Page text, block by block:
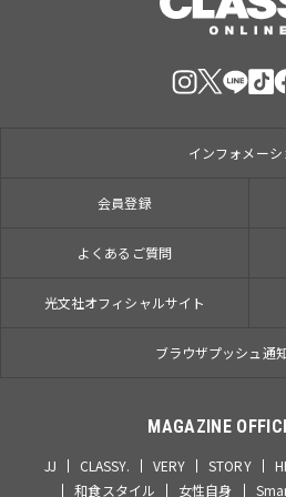
インフォメーシ
会員登録
よくあるご質問
光文社オフィシャルサイト
ブラウザプッシュ通
MAGAZINE
JJ CLASSY. VERY STORY
和食スタイル
女性自身